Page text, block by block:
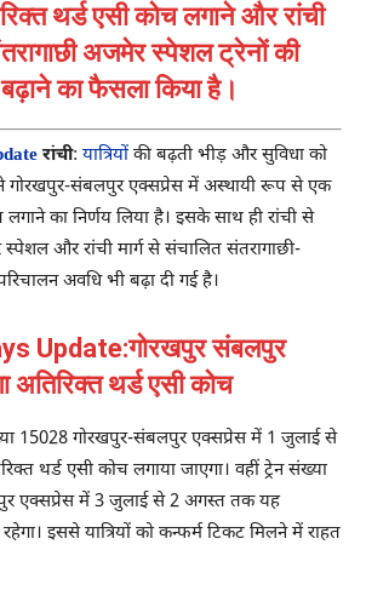
थर्ड एसी कोच लगाने और रांची
अजमेर स्पेशल ट्रेनों की
का फैसला किया है।
रांची: यात्रियोंकी बढ़ती भीड़ और सुविधा को
गोरखपुर-संबलपुर एक्सप्रेस में अस्थायी रूप से एक
का निर्णय लिया है। इसके साथ ही रांची से
और रांची मार्ग से संचालित संतरागाछी-
अवधि भी बढ़ा दी गई है।
Update:गोरखपुर संबलपुर
थर्ड एसी कोच
15028 गोरखपुर-संबलपुर एक्सप्रेस में 1 जुलाई से
थर्ड एसी कोच लगाया जाएगा। वहीं ट्रेन संख्या
एक्सप्रेस में 3 जुलाई से 2 अगस्त तक यह
इससे यात्रियों को कन्फर्म टिकट मिलने में राहत